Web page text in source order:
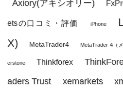
Axiory(アキシオリー)
etsの口コミ・評価 iPhone
X)
MetaTrader4 MetaTrader 4（
erstone Thinkforex
aders Trust
xemarkets